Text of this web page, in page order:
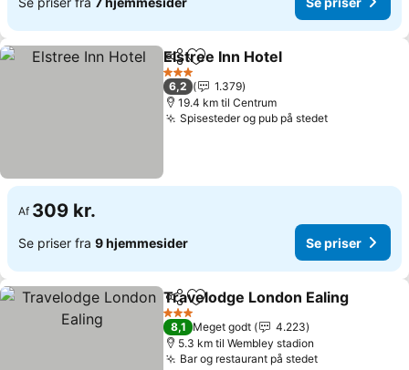
Del Føj til favoritter
Elstree Inn Hotel
3 Stjerner
6,2
1.379
19.4 km til Centrum
Spisesteder og pub på stedet
Af 309 kr.
Se priser fra 9 hjemmesider Se priser
Del Føj til favoritter
Travelodge London Ealing
3 Stjerner
8,1 Meget godt
4.223
5.3 km til Wembley stadion
Bar og restaurant på stedet